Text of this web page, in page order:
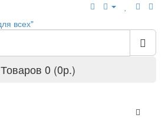
Товаров 0 (0р.)